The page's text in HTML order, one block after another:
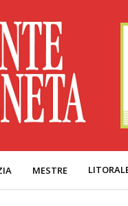
MESTRE